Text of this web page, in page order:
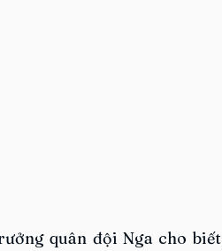
quân đội Nga cho